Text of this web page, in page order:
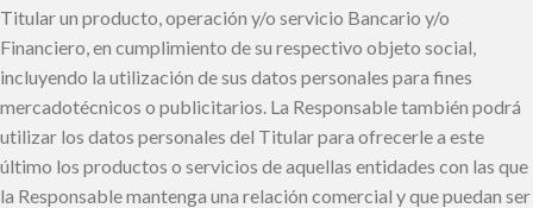
Titular un producto, operación y/o servicio Bancario y/o
Financiero, en cumplimiento de su respectivo objeto social,
incluyendo la utilización de sus datos personales para fines
mercadotécnicos o publicitarios. La Responsable también podrá
utilizar los datos personales del Titular para ofrecerle a este
último los productos o servicios de aquellas entidades con las que
la Responsable mantenga una relación comercial y que puedan ser